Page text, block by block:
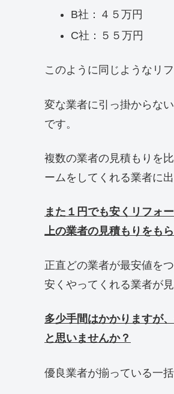
B社：４５万円
C社：５５万円
このように同じようなリ
変な業者に引っ掛からな
です。
複数の業者の見積もりを
ームをしてくれる業者に
また１円でも安くリフォ
上の業者の見積もりをも
正直どの業者が最安値を
安くやってくれる業者が
多少手間はかかりますが
と思いませんか？
優良業者が揃っている一